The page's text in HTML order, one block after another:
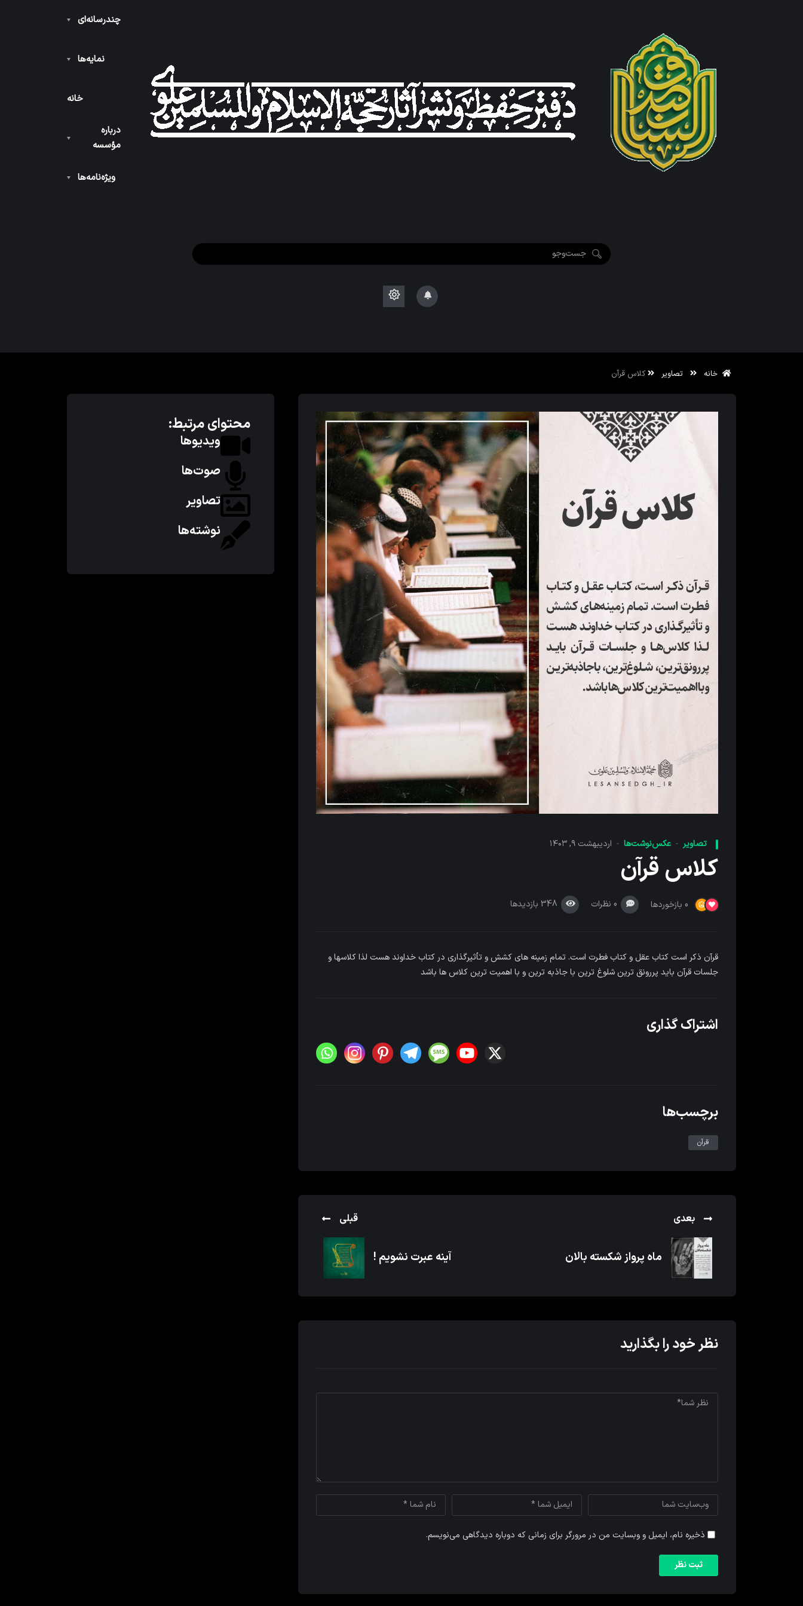
چندرسانه‌ای
نمایه‌ها
خانه
درباره
مؤسسه
ویژه‌نامه‌ها
خانه تصاویر کلاس قرآن
تصاویر عکس‌نوشت‌ها اردیبهشت ۹, ۱۴۰۳
کلاس قرآن
0 بازخوردها 0 نظرات 348 بازدیدها
قرآن ذکر است کتاب عقل و کتاب فطرت است. تمام زمینه های کشش و تأثیرگذاری در کتاب خداوند هست لذا کلاسها و
جلسات قرآن باید پررونق ترین شلوغ ترین با جاذبه ترین و با اهمیت ترین کلاس ها باشد
اشتراک گذاری
برچسب‌ها
قرآن
بعدی
ماه پرواز شکسته بالان
قبلی
آینه عبرت نشویم !
نظر خود را بگذارید
ذخیره نام، ایمیل و وبسایت من در مرورگر برای زمانی که دوباره دیدگاهی می‌نویسم.
محتوای مرتبط:
ویدیوها
صوت‌ها
تصاویر
نوشته‌ها